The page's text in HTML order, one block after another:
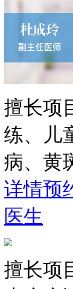
擅长项
练、儿
病、黄
详情预
医生
擅长项